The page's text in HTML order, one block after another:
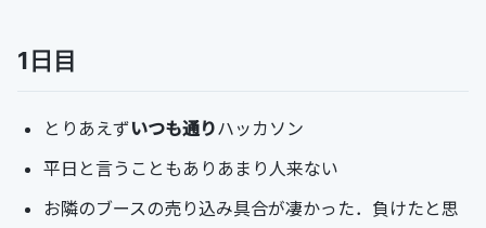
1日目
とりあえずいつも通りハッカソン
平日と言うこともありあまり人来ない
お隣のブースの売り込み具合が凄かった．負けたと思